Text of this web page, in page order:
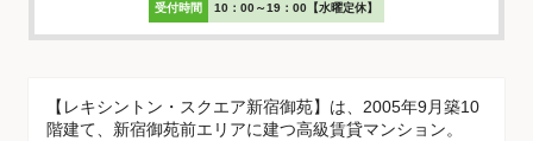
受付時間 10：00～19：00【水曜定休】
【レキシントン・スクエア新宿御苑】は、2005年9月築10
階建て、新宿御苑前エリアに建つ高級賃貸マンション。